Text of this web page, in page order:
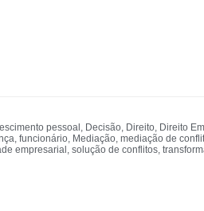
pessoal , Decisão, Direito, Direito
, funcionário, Mediação, mediação de
empresarial , solução de conflitos,